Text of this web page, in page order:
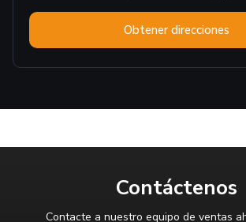
Obtener direcciones
Contáctenos
Contacte a nuestro equipo de ventas